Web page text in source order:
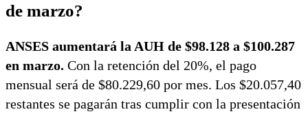
de marzo?
ANSES aumentará la AUH de $98.128 a $100.287
en marzo. Con la retención del 20%, el pago
mensual será de $80.229,60 por mes. Los $20.057,40
restantes se pagarán tras cumplir con la presentación